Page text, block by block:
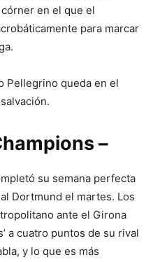
en el que el
para marcar
Pellegrino queda en el
–
su semana perfecta
Dortmund el martes. Los
ante el Girona
a cuatro puntos de su rival
y lo que es más